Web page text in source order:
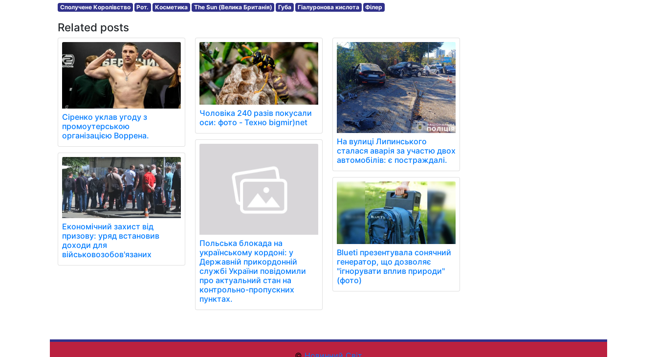
Сполучене Королівство Рот. Косметика The Sun (Велика Британія) Губа Гіалуронова кислота Філер
Related posts
Сіренко уклав угоду з
промоутерською
організацією Воррена.
Економічний захист від
призову: уряд встановив
доходи для
військовозобов'язаних
Чоловіка 240 разів покусали
оси: фото - Техно bigmir)net
Польська блокада на
українському кордоні: у
Державній прикордонній
службі України повідомили
про актуальний стан на
контрольно-пропускних
пунктах.
На вулиці Липинського
сталася аварія за участю двох
автомобілів: є постраждалі.
Blueti презентувала сонячний
генератор, що дозволяє
"ігнорувати вплив природи"
(фото)